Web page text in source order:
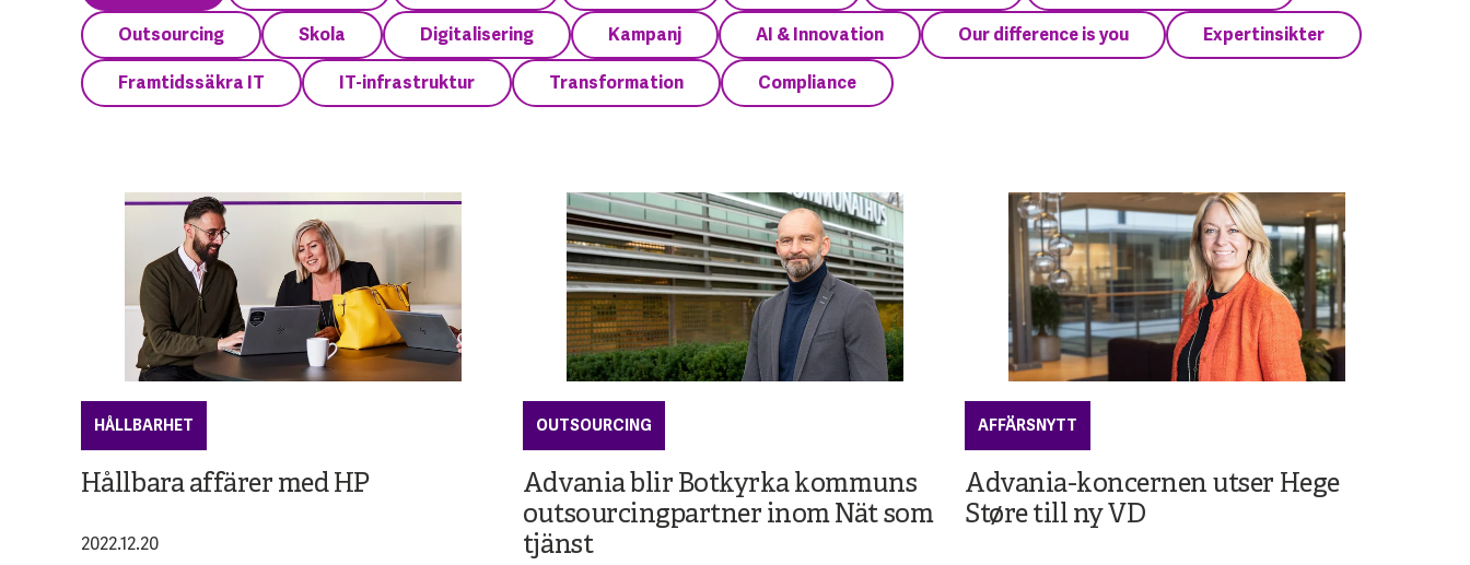
Outsourcing Skola Digitalisering Kampanj AI & Innovation Our difference is you Expertinsikter
Framtidssäkra IT IT-infrastruktur Transformation Compliance
HÅLLBARHET
Hållbara affärer med HP
2022.12.20
OUTSOURCING
Advania blir Botkyrka kommuns
outsourcingpartner inom Nät som
tjänst
AFFÄRSNYTT
Advania-koncernen utser Hege
Støre till ny VD